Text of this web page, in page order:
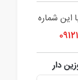
این شماره
دار